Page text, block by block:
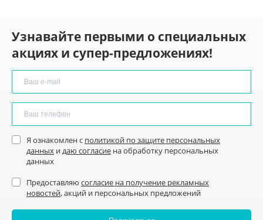
Узнавайте первыми о специальных
акциях и супер-предложениях!
Я ознакомлен с политикой по защите персональных
данных идаю согласие на обработку персональных
данных
Предоставляю согласие на получение рекламных
новостей, акций и персональных предложений